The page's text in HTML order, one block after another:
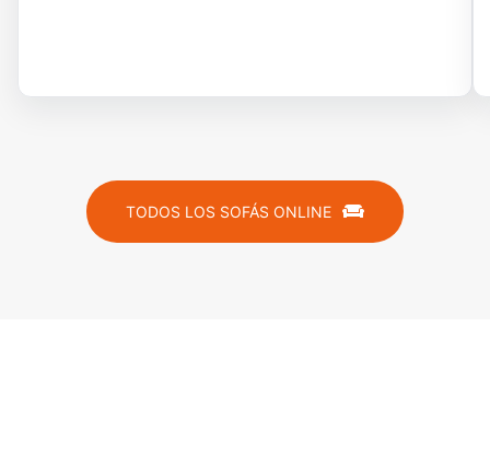
TODOS LOS SOFÁS ONLINE